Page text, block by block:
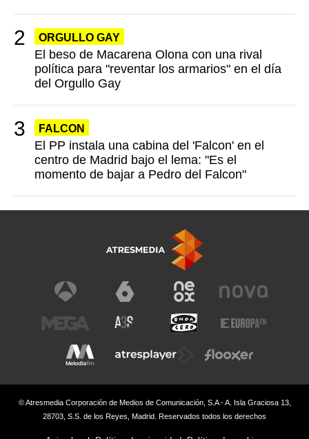
ORGULLO GAY
El beso de Macarena Olona con una rival
política para "reventar los armarios" en el día
del Orgullo Gay
FALCON
El PP instala una cabina del 'Falcon' en el
centro de Madrid bajo el lema: "Es el
momento de bajar a Pedro del Falcon"
© Atresmedia Corporación de Medios de Comunicación, S.A - A. Isla Graciosa 13,
28703, S.S. de los Reyes, Madrid. Reservados todos los derechos